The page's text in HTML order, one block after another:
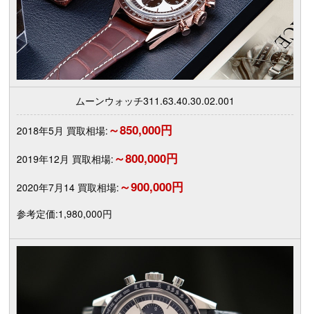
ムーンウォッチ311.63.40.30.02.001
2018年5月 買取相場: ～850,000円
2019年12月 買取相場: ～800,000円
2020年7月14 買取相場: ～900,000円
参考定価:1,980,000円